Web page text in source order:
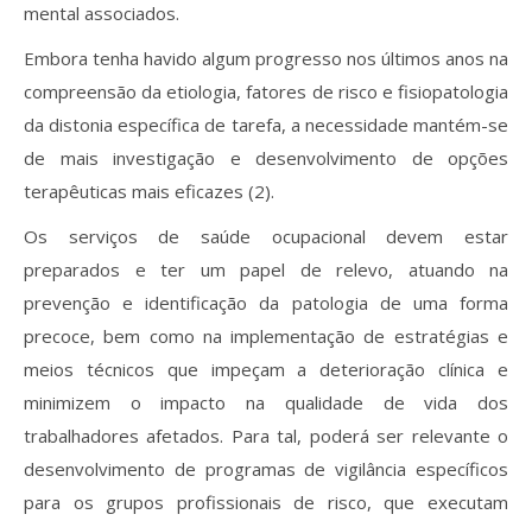
mental associados.
Embora tenha havido algum progresso nos últimos anos na
compreensão da etiologia, fatores de risco e fisiopatologia
da distonia específica de tarefa, a necessidade mantém-se
de mais investigação e desenvolvimento de opções
terapêuticas mais eficazes (2).
Os serviços de saúde ocupacional devem estar
preparados e ter um papel de relevo, atuando na
prevenção e identificação da patologia de uma forma
precoce, bem como na implementação de estratégias e
meios técnicos que impeçam a deterioração clínica e
minimizem o impacto na qualidade de vida dos
trabalhadores afetados. Para tal, poderá ser relevante o
desenvolvimento de programas de vigilância específicos
para os grupos profissionais de risco, que executam